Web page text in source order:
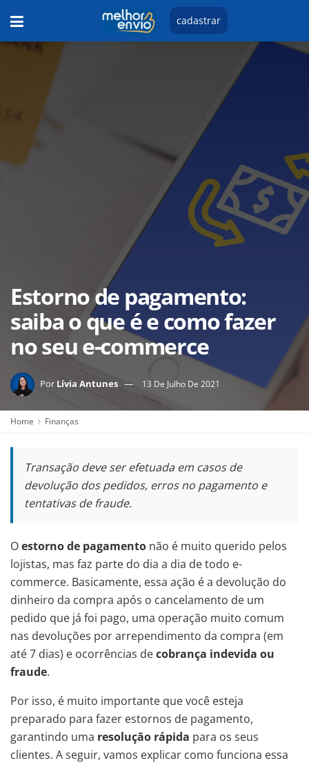
cadastrar
Estorno de pagamento:
saiba o que é e como fazer
no seu e-commerce
Por Lívia Antunes 13 De Julho De 2021
Home Finanças
Transação deve ser efetuada em casos de
devolução dos pedidos, erros no pagamento e
tentativas de fraude.
Oestorno de pagamento não é muito querido pelos
lojistas, mas faz parte do dia a dia de todo e-
commerce. Basicamente, essa ação é a devolução do
dinheiro da compra após o cancelamento de um
pedido que já foi pago, uma operação muito comum
nas devoluções por arrependimento da compra (em
até 7 dias) e ocorrências decobrança indevida ou
fraude.
Por isso, é muito importante que você esteja
preparado para fazer estornos de pagamento,
garantindo uma resolução rápida para os seus
clientes. A seguir, vamos explicar como funciona essa